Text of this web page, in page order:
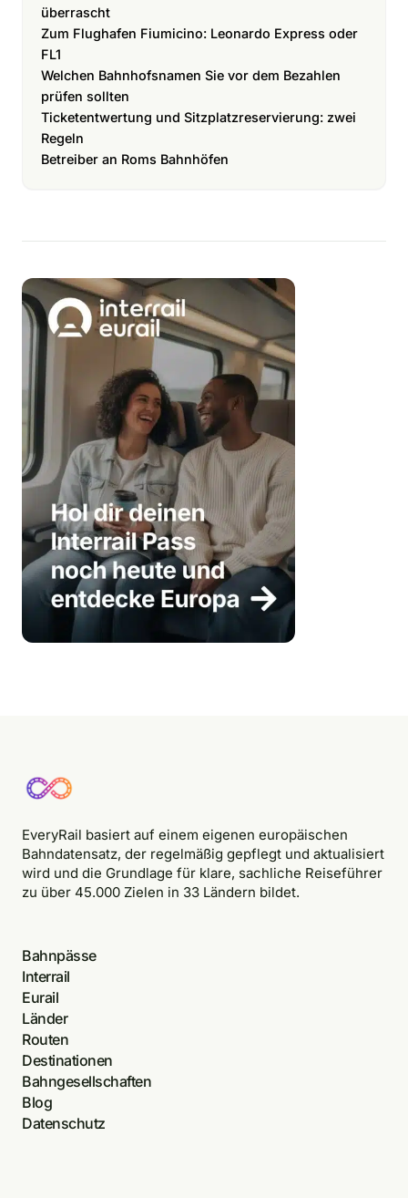
überrascht
Zum Flughafen Fiumicino: Leonardo Express oder
FL1
Welchen Bahnhofsnamen Sie vor dem Bezahlen
prüfen sollten
Ticketentwertung und Sitzplatzreservierung: zwei
Regeln
Betreiber an Roms Bahnhöfen
EveryRail basiert auf einem eigenen europäischen
Bahndatensatz, der regelmäßig gepflegt und aktualisiert
wird und die Grundlage für klare, sachliche Reiseführer
zu über 45.000 Zielen in 33 Ländern bildet.
Bahnpässe
Interrail
Eurail
Länder
Routen
Destinationen
Bahngesellschaften
Blog
Datenschutz